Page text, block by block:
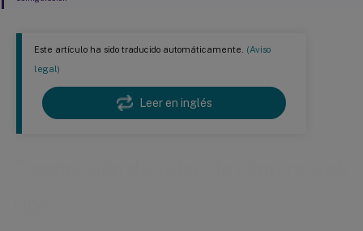
Este artículo ha sido traducido automáticamente. (Aviso
legal)
Leer en inglés